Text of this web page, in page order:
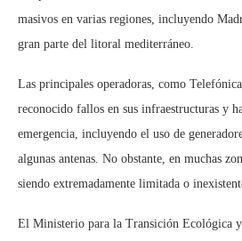
masivos en varias regiones, incluyendo
gran parte del litoral mediterráneo.
Las principales operadoras, como
reconocido fallos en sus infraestructuras y
emergencia, incluyendo el uso de
algunas antenas. No obstante, en muchas
siendo extremadamente limitada o
El Ministerio para la Transición Ecológica